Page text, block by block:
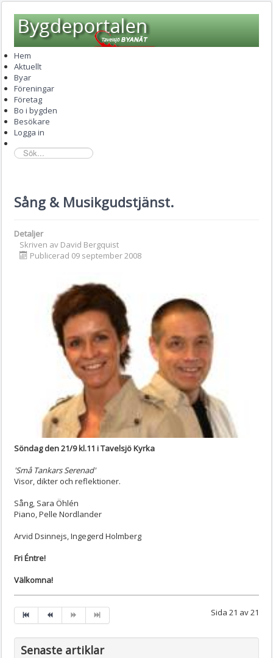
Hem
Aktuellt
Byar
Föreningar
Företag
Bo i bygden
Besökare
Logga in
sök...
Sång & Musikgudstjänst.
Detaljer
Skriven av David Bergquist
Publicerad 09 september 2008
Söndag den 21/9 kl.11 i Tavelsjö Kyrka
'Små Tankars Serenad'
Visor, dikter och reflektioner.
Sång, Sara Öhlén
Piano, Pelle Nordlander
Arvid Dsinnejs, Ingegerd Holmberg
Fri Éntre!
Välkomna!
Sida 21 av 21
Senaste artiklar